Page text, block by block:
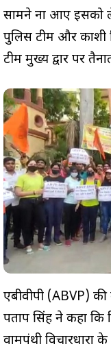
सामने ना आए इसको
पुलिस टीम और काशी
टीम मुख्य द्वार पर
एबीवीपी (ABVP)
पताप सिंह ने कहा कि
वामपंथी विचारधारा